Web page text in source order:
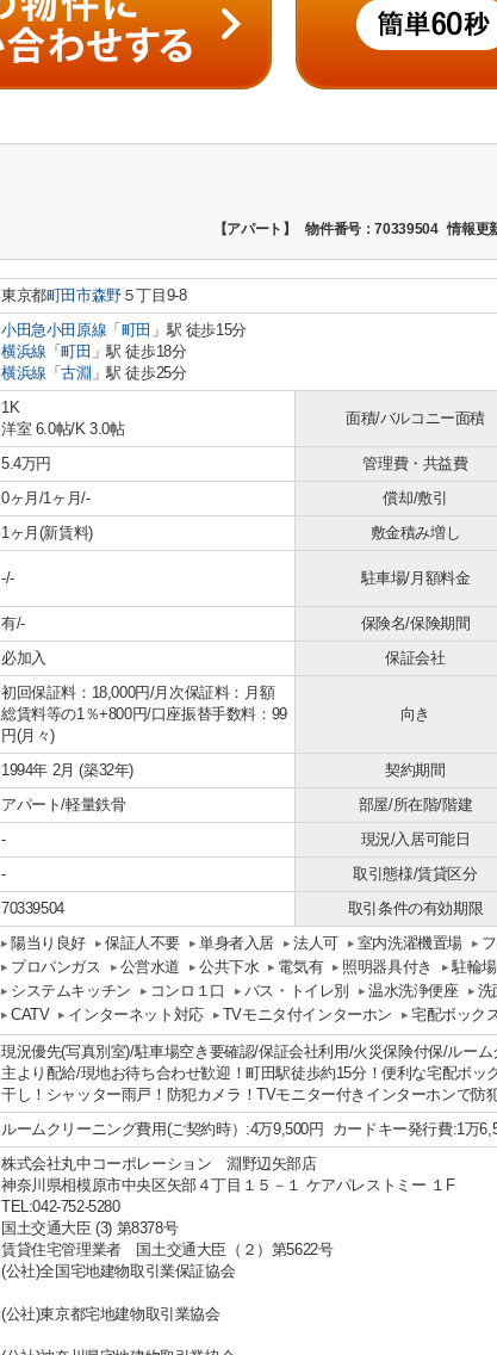
【アパート】 物件番号：70339504 情報更
東京都町田市森野５丁目9-8
小田急小田原線 「 町田 」駅 徒歩15分
横浜線 「町田 」駅 徒歩18分
横浜線 「古淵 」駅 徒歩25分
1K
洋室 6.0帖/K 3.0帖
面積/バルコニー面積
5.4万円 管理費・共益費
0ヶ月/1ヶ月/- 償却/敷引
1ヶ月(新賃料) 敷金積み増し
-/- 駐車場/月額料金
有/- 保険名/保険期間
必加入 保証会社
初回保証料：18,000円/月次保証料：月額
総賃料等の1％+800円/口座振替手数料：99
円(月々)
向き
1994年 2月 (築32年) 契約期間
アパート/軽量鉄骨 部屋/所在階/階建
- 現況/入居可能日
- 取引態様/賃貸区分
70339504 取引条件の有効期限
陽当り良好 保証人不要 単身者入居 法人可 室内洗濯機置場
プロパンガス
公営水道 公共下水 電気有 照明器具付き 駐輪場
システムキッチン
コンロ１口 バス・トイレ別 温水洗浄便座 洗
CATV
インターネット対応 TVモニタ付インターホン 宅配ボック
現況優先(写真別室)/駐車場空き要確認/保証会社利用/火災保険付保/ルー
主より配給/現地お待ち合わせ歓迎！町田駅徒歩約15分！便利な宅配ボ
干し！シャッター雨戸！防犯カメラ！TVモニター付きインターホンで防
ルームクリーニング費用(ご契約時）:4万9,500円 カードキー発行費:1万
株式会社丸中コーポレーション 淵野辺矢部店
神奈川県相模原市中央区矢部４丁目１５－１ ケアパレストミー １F
TEL:042-752-5280
国土交通大臣 (3) 第8378号
賃貸住宅管理業者 国土交通大臣（２）第5622号
(公社)全国宅地建物取引業保証協会
(公社)東京都宅地建物取引業協会